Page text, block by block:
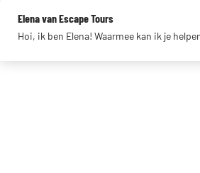
Links
© 2026 Escape Tours
Elena van Escape Tours
Hoi, ik ben Elena! Waarmee kan ik je